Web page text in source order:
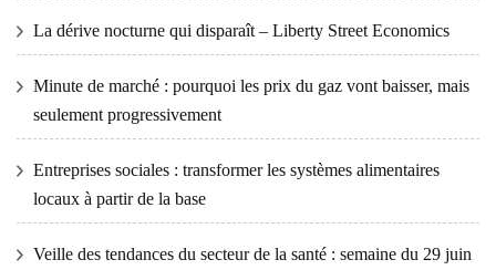
La dérive nocturne qui disparaît – Liberty Street Economics
Minute de marché : pourquoi les prix du gaz vont baisser, mais
seulement progressivement
Entreprises sociales : transformer les systèmes alimentaires
locaux à partir de la base
Veille des tendances du secteur de la santé : semaine du 29 juin